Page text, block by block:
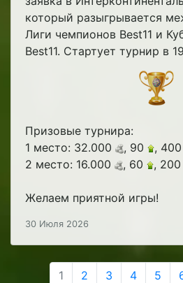
который разыгрывается
Лиги чемпионов Best11 и
Best11. Стартует турнир в
Призовые турнира:
1 место: 32.000
, 90
, 400
2 место: 16.000
, 60 , 200
Желаем приятной игры!
30 Июля 2026
1 2 3 4 5